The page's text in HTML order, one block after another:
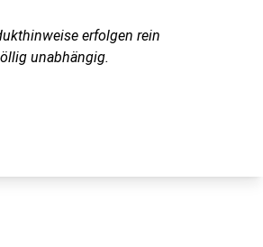
erfolgen rein
unabhängig.